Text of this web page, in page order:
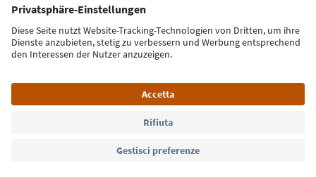
Iscriviti alla newsletter